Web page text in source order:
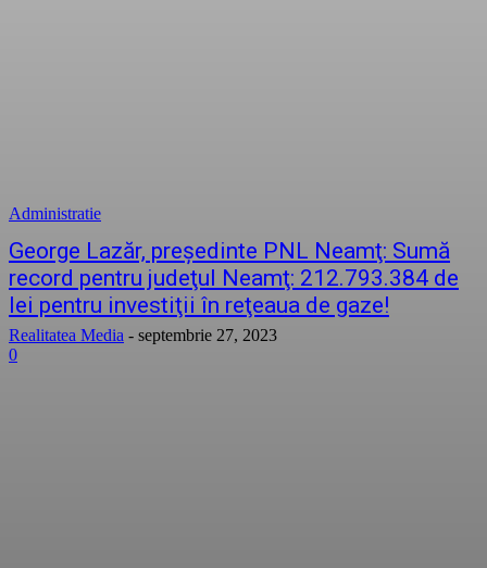
Administratie
George Lazăr, preşedinte PNL Neamţ: Sumă
record pentru judeţul Neamţ: 212.793.384 de
lei pentru investiţii în reţeaua de gaze!
Realitatea Media - septembrie 27, 2023
0